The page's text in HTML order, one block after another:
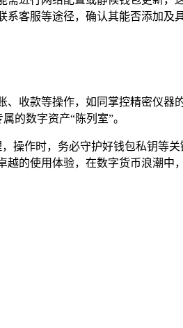
客服等途径，确认其能否添加
收款等操作，如同掌控精密仪器
的数字资产“陈列室”。
作时，务必守护好钱包私钥等
的使用体验，在数字货币浪潮